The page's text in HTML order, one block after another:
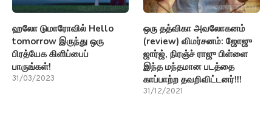
ஹலோ டுமாரோவில் Hello
tomorrow இருந்து ஒரு
பிரத்யேக கிளிப்பைப்
பாருங்கள்!
31/03/2023
ஒரு தத்விகா அவலோகனம்
(review) விமர்சனம்: ஜோஜு
ஜார்ஜ், நிரஞ்ச் ராஜு பிள்ளை
இந்த மந்தமான படத்தை
காப்பாற்ற தவறிவிட்டனர்!!!
31/12/2021